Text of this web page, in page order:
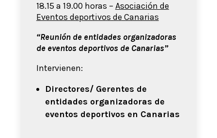
18.15 a 19.00 horas – Asociación de
Eventos deportivos de Canarias
“Reunión de entidades organizadoras
de eventos deportivos de Canarias”
Intervienen:
Directores/ Gerentes de
entidades organizadoras de
eventos deportivos en Canarias